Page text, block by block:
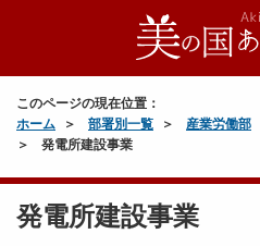
このページの現在位置：
ホーム
部署別一覧 産業労働部
発電所建設事業
発電所建設事業